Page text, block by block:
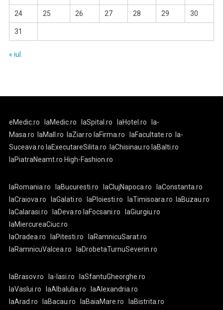
24 25 26 27 28 29 30
31
« iul.
eMedic.ro laMedic.ro laSpital.ro laHotel.ro
la-
Masa.ro
laMall.ro laZiar.ro laFirma.ro laFacultate.ro
la-
Suceava.ro laExecutareSilita.ro laChisinau.ro laBalti.ro
laPiatraNeamt.ro High-Fashion.ro
laRomania.ro laBucuresti.ro laClujNapoca.ro
laConstanta.ro
laCraiova.ro
laGalati.ro laPloiesti.ro laTimisoara.ro
laBuzau.ro
laCalarasi.ro
laDeva.ro laFocsani.ro
laGiurgiu.ro
laMiercureaCiuc.ro
laOradea.ro
laPitesti.ro
laRamnicuSarat.ro
laRamnicuValcea.ro
laDrobetaTurnuSeverin.ro
laBrasov.ro la-Iasi.ro
laSfantuGheorghe.ro
laVaslui.ro
laAlbaIulia.ro
laAlexandria.ro
laArad.ro
laBacau.ro laBaiaMare.ro
laBistrita.ro